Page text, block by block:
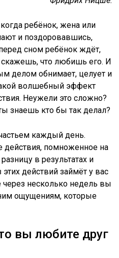
ребёнок, жена или
и поздоровавшись,
сном ребёнок ждёт,
что любишь его. И
делом обнимает, целует и
волшебный эффект
Неужели это сложно?
знаешь кто бы так делал?
каждый день.
помноженное на
в результатах и
действий займёт у вас
несколько недель вы
ощущениям, которые
вы любите друг